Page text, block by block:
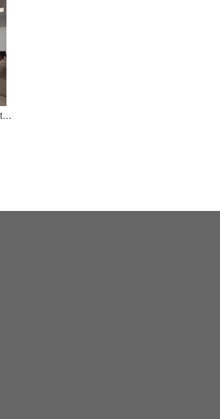
AKOE tanca el curs amb una jornada de treball compartit i dona la benvinguda a una nova cooperativa